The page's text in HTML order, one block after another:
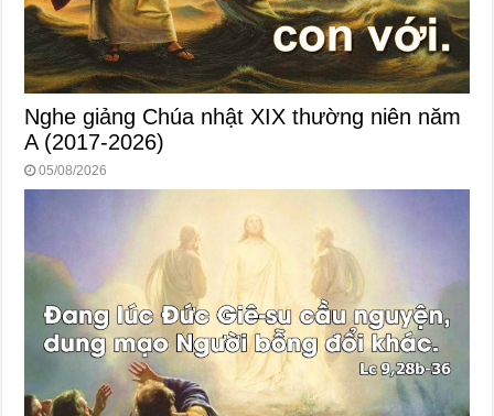
Nghe giảng Chúa nhật XIX thường niên năm
A (2017-2026)
05/08/2026